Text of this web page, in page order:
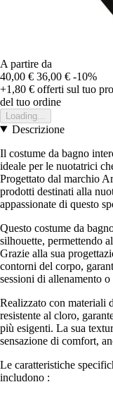
A partire da
40,00 € 36,00 € -10%
+1,80 € offerti sul tuo
del tuo ordine
Loading...
Descrizione
Il costume da bagno
ideale per le nuotatrici
Progettato dal marchio
prodotti destinati alla
appassionate di questo
Questo costume da
silhouette, permettendo
Grazie alla sua
contorni del corpo,
sessioni di allenamento
Realizzato con materiali
resistente al cloro,
più esigenti. La sua
sensazione di comfort,
Le caratteristiche
includono :